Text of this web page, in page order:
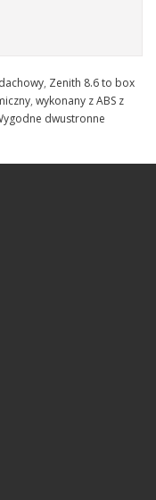
, Zenith 8.6 to box
, wykonany z ABS z
dwustronne